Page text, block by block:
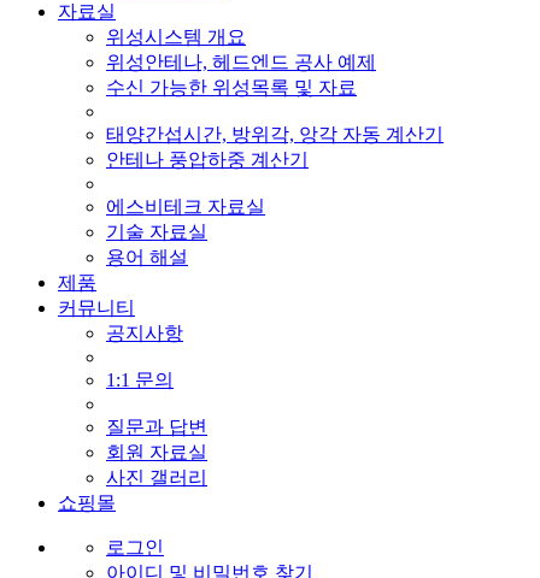
자료실
위성시스템 개요
위성안테나, 헤드엔드 공사 예제
수신 가능한 위성목록 및 자료
태양간섭시간, 방위각, 앙각 자동 계산기
안테나 풍압하중 계산기
에스비테크 자료실
기술 자료실
용어 해설
제품
커뮤니티
공지사항
1:1 문의
질문과 답변
회원 자료실
사진 갤러리
쇼핑몰
로그인
아이디 및 비밀번호 찾기